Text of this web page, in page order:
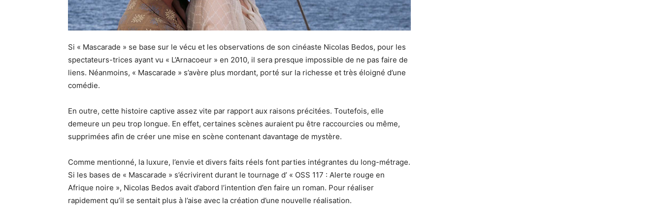
Si « Mascarade » se base sur le vécu et les observations de son cinéaste Nicolas Bedos, pour les
spectateurs-trices ayant vu « L’Arnacoeur » en 2010, il sera presque impossible de ne pas faire de
liens. Néanmoins, « Mascarade » s’avère plus mordant, porté sur la richesse et très éloigné d’une
comédie.
En outre, cette histoire captive assez vite par rapport aux raisons précitées. Toutefois, elle
demeure un peu trop longue. En effet, certaines scènes auraient pu être raccourcies ou même,
supprimées afin de créer une mise en scène contenant davantage de mystère.
Comme mentionné, la luxure, l’envie et divers faits réels font parties intégrantes du long-métrage.
Si les bases de « Mascarade » s’écrivirent durant le tournage d’ « OSS 117 : Alerte rouge en
Afrique noire », Nicolas Bedos avait d’abord l’intention d’en faire un roman. Pour réaliser
rapidement qu’il se sentait plus à l’aise avec la création d’une nouvelle réalisation.